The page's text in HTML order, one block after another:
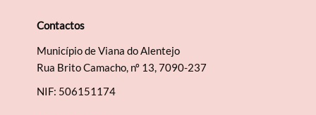
Contactos
Município de Viana do Alentejo
Rua Brito Camacho, nº 13, 7090-237
NIF: 506151174